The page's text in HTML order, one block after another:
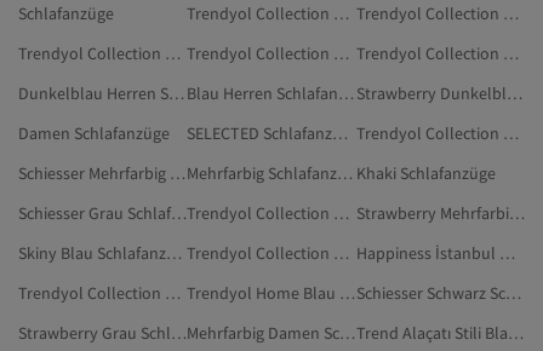
Schlafanzüge
Trendyol Collection Dunkelblau Hausbekleidung
Trendyol Collection Dunkelblau Pyjama-Sets In Übergröße
Trendyol Collection Rot Schlafanzüge
Trendyol Collection Damen Pyjama-Sets
Trendyol Collection Rosa Schlafanzüge
Dunkelblau Herren Schlafanzüge
Blau Herren Schlafanzüge
Strawberry Dunkelblau Schlafanzüge
Damen Schlafanzüge
SELECTED Schlafanzüge
Trendyol Collection Blau Unterwäsche & Nachtwäsche
Schiesser Mehrfarbig Schlafanzüge
Mehrfarbig Schlafanzüge Khaki Schlafanzüge
Schiesser Grau Schlafanzüge
Trendyol Collection Dunkelblau Pyjamaoberteile
Strawberry Mehrfarbig Schlafanzüge
Skiny Blau Schlafanzüge
Trendyol Collection Blau Pyjamahosen
Happiness İstanbul Dunkelblau Schlafanzüge
Trendyol Collection Hausbekleidung
Trendyol Home Blau Kleidung
Schiesser Schwarz Schlafanzüge
Strawberry Grau Schlafanzüge
Mehrfarbig Damen Schlafanzüge
Trend Alaçatı Stili Blau Schlafanzüge